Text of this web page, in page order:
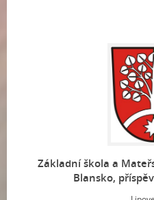
Základní škola a
Blansko,